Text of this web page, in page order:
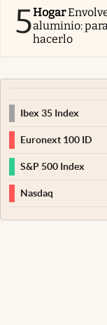
5Hogar
aluminio:
hacerlo
Ibex 35 Index
Euronext 100 ID
S&P 500 Index
Nasdaq